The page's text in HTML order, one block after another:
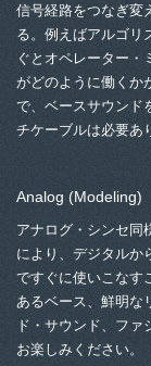
信号経路をつなぎ変
る。例えばアルゴリ
ぐとオペレーター・
がどのように働くか
で、ベースサウンド
チケーブルは必要あ
Analog (Modeling)
アナログ・シンセ同
により、デジタルか
ですぐに使いこなす
あるベース、鮮明な
ド・サウンド、フ
お楽しみください。